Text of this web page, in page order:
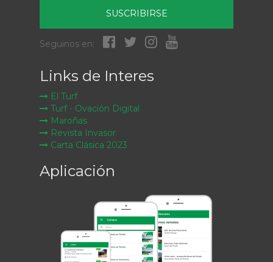
SUSCRIBIRSE
Seguinos en:
Links de Interes
El Turf
Turf - Ovación Digital
Maroñas
Revista Invasor
Carta Clásica 2023
Aplicación